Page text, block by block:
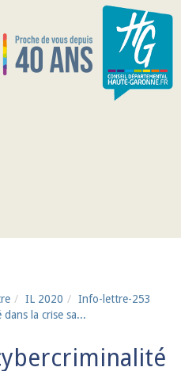
IL 2020
Info-lettre-253
la crise sa...